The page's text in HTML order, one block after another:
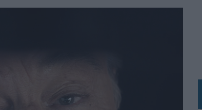
GLOBAL
EN CORNETTO, CALIPPO Y SOLERO